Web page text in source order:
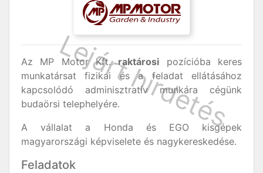
Az MP Motor Kft.raktárosi pozícióba keres
munkatársat fizikai és a feladat ellátásához
kapcsolódó adminisztratív munkára cégünk
budaörsi telephelyére.
A vállalat a Honda és EGO kisgépek
magyarországi képviselete és nagykereskedése.
Feladatok